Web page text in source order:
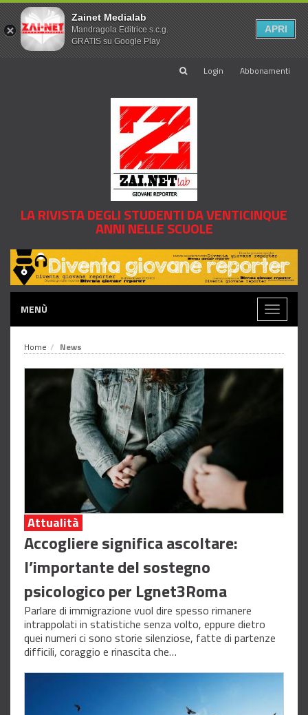
Login Abbonamenti
LA RIVISTA DEGLI STUDENTI DA VENTICINQUE
ANNI NELLE SCUOLE
MENÙ
Toggle
Home News
Attualità
Accogliere significa ascoltare:
l’importante del sostegno
psicologico per Lgnet3Roma
Parlare di immigrazione vuol dire spesso rimanere
intrappolati in statistiche senza volto, eppure dietro
quei numeri ci sono storie silenziose, fatte di partenze
difficili, coraggio e rinascita che…
Zainet Medialab
Mandragola Editrice s.c.g.
GRATIS su Google Play
APRI